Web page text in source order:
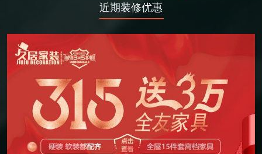
近期装修优惠